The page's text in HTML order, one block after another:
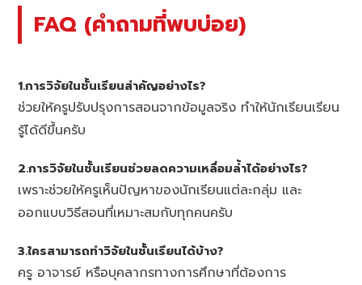
FAQ (คำถามที่พบบ่อย)
1.การวิจัยในชั้นเรียนสำคัญอย่างไร?
ช่วยให้ครูปรับปรุงการสอนจากข้อมูลจริง ทำให้นักเรียนเรียน
รู้ได้ดีขึ้นครับ
2.การวิจัยในชั้นเรียนช่วยลดความเหลื่อมล้ำได้อย่างไร?
เพราะช่วยให้ครูเห็นปัญหาของนักเรียนแต่ละกลุ่ม และ
ออกแบบวิธีสอนที่เหมาะสมกับทุกคนครับ
3.ใครสามารถทำวิจัยในชั้นเรียนได้บ้าง?
ครู อาจารย์ หรือบุคลากรทางการศึกษาที่ต้องการ